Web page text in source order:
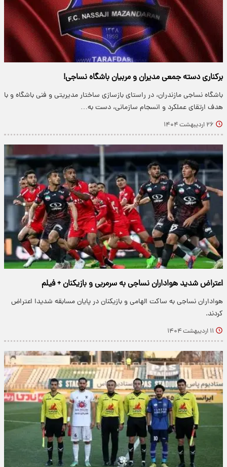
برکناری دسته جمعی مدیران و مربیان باشگاه نساجی!
باشگاه نساجی مازندران، در راستای بازسازی ساختار مدیریتی و فنی باشگاه و با
هدف ارتقای عملکرد و انسجام سازمانی، دست به…
۲۶ اردیبهشت ۱۴۰۴
اعتراض شدید هواداران نساجی به سرمربی و بازیکنان + فیلم
هواداران نساجی به ساکت الهامی و بازیکنان در پایان مسابقه شدیدا اعتراض
کردند.
۱۱ اردیبهشت ۱۴۰۴